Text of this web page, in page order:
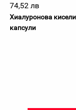
74,52 лв
Хиалуронова
капсули